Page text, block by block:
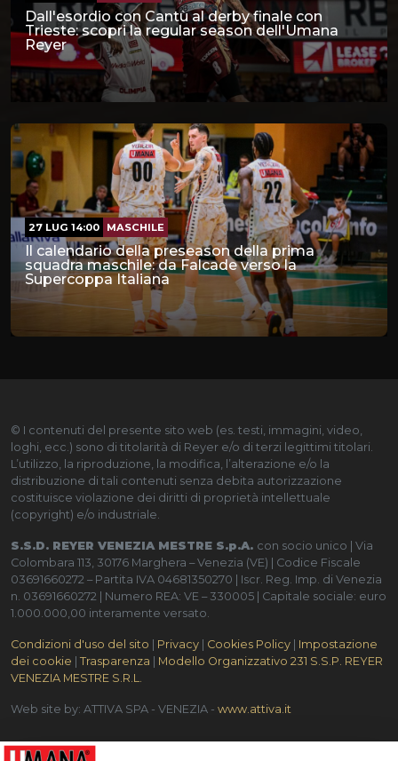
Dall'esordio con Cantù al derby finale con
Trieste: scopri la regular season dell'Umana
Reyer
Il calendario della preseason della prima
squadra maschile: da Falcade verso la
Supercoppa Italiana
27 LUG 14:00 MASCHILE
© I contenuti del presente sito web (es. testi, immagini, video,
loghi, ecc.) sono di titolarità di Reyer e/o di terzi legittimi titolari.
L’utilizzo, la riproduzione, la modifica, l’alterazione e/o la
distribuzione di tali contenuti senza debita autorizzazione
costituisce violazione dei diritti di proprietà intellettuale
(copyright) e/o industriale.
S.S.D. REYER VENEZIA MESTRE S.p.A. con socio unico | Via
Colombara 113, 30176 Marghera – Venezia (VE) | Codice Fiscale
03691660272 – Partita IVA 04681350270 | Iscr. Reg. Imp. di Venezia
n. 03691660272 | Numero REA: VE – 330005 | Capitale sociale: euro
1.000.000,00 interamente versato.
Condizioni d'uso del sito | Privacy | Cookies Policy | Impostazione
dei cookie | Trasparenza | Modello Organizzativo 231 S.S.P. REYER
VENEZIA MESTRE S.R.L.
Web site by: ATTIVA SPA - VENEZIA - www.attiva.it